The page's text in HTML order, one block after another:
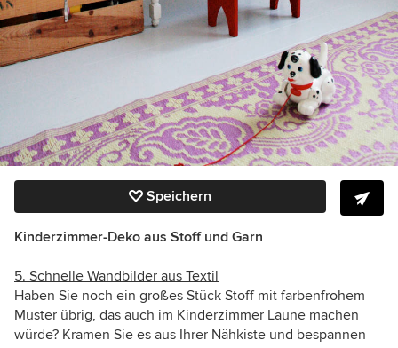
Speichern
Kinderzimmer-Deko aus Stoff und Garn
5. Schnelle Wandbilder aus Textil
Haben Sie noch ein großes Stück Stoff mit farbenfrohem
Muster übrig, das auch im Kinderzimmer Laune machen
würde? Kramen Sie es aus Ihrer Nähkiste und bespannen